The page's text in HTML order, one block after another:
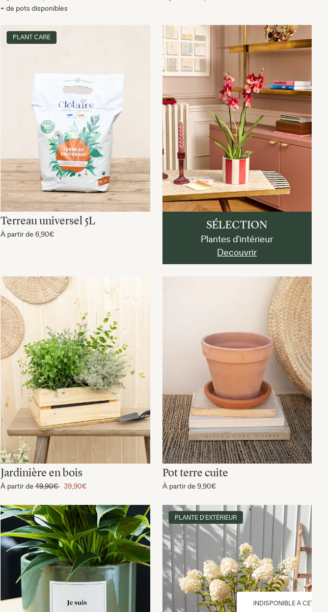
+ de pots disponibles
PLANT CARE
Terreau universel 5L
À partir de6,90€
SÉLECTION
Plantes d'intérieur
Decouvrir
Jardinière en bois
À partir de49,90€ 39,90€
Pot terre cuite
À partir de 9,90€
PLANTE D'EXTÉRIEUR
INDISPONIBLE À CETTE